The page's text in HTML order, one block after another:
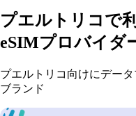
プエルトリコで
eSIMプロバイダ
プエルトリコ向けにデー
ブランド